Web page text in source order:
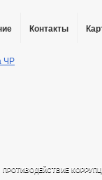
Контакты
ПРОТИВОДЕЙСТВИЕ